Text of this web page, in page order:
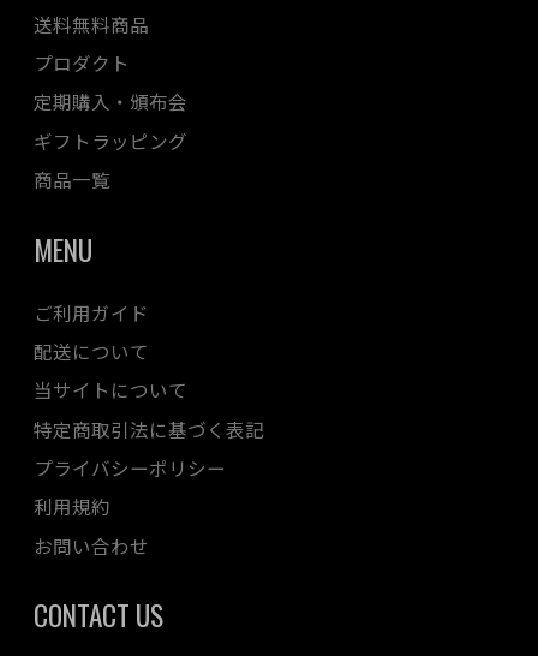
送料無料商品
プロダクト
定期購入・頒布会
ギフトラッピング
商品一覧
MENU
ご利用ガイド
配送について
当サイトについて
特定商取引法に基づく表記
プライバシーポリシー
利用規約
お問い合わせ
CONTACT US